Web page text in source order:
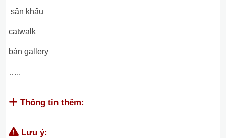
sân khấu
catwalk
bàn gallery
…..
Thông tin thêm:
Lưu ý: